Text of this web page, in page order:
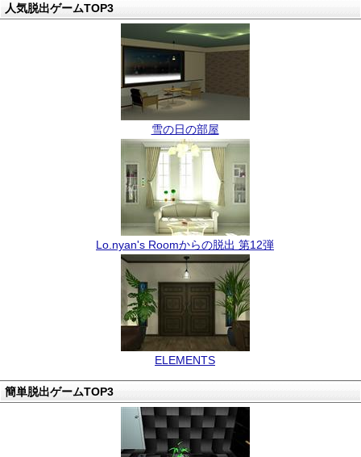
人気脱出ゲームTOP3
雪の日の部屋
Lo.nyan's Roomからの脱出 第12弾
ELEMENTS
簡単脱出ゲームTOP3